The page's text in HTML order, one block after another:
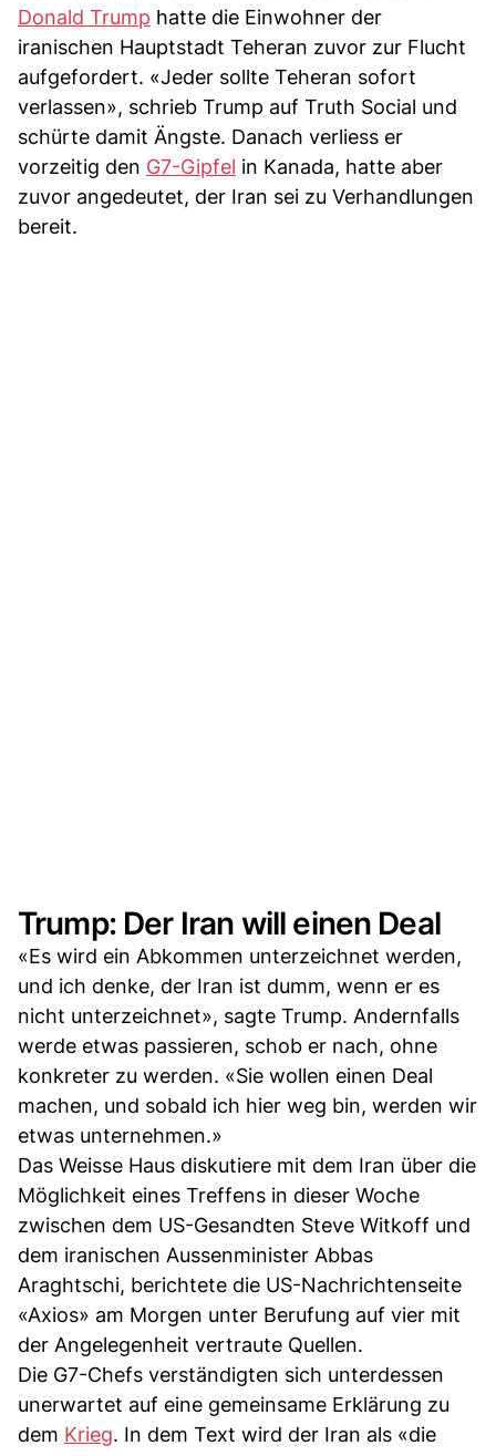
Donald Trump hatte die Einwohner der
iranischen Hauptstadt Teheran zuvor zur Flucht
aufgefordert. «Jeder sollte Teheran sofort
verlassen», schrieb Trump auf Truth Social und
schürte damit Ängste. Danach verliess er
vorzeitig den G7-Gipfel in Kanada, hatte aber
zuvor angedeutet, der Iran sei zu Verhandlungen
bereit.
Trump: Der Iran will einen Deal
«Es wird ein Abkommen unterzeichnet werden,
und ich denke, der Iran ist dumm, wenn er es
nicht unterzeichnet», sagte Trump. Andernfalls
werde etwas passieren, schob er nach, ohne
konkreter zu werden. «Sie wollen einen Deal
machen, und sobald ich hier weg bin, werden wir
etwas unternehmen.»
Das Weisse Haus diskutiere mit dem Iran über die
Möglichkeit eines Treffens in dieser Woche
zwischen dem US-Gesandten Steve Witkoff und
dem iranischen Aussenminister Abbas
Araghtschi, berichtete die US-Nachrichtenseite
«Axios» am Morgen unter Berufung auf vier mit
der Angelegenheit vertraute Quellen.
Die G7-Chefs verständigten sich unterdessen
unerwartet auf eine gemeinsame Erklärung zu
dem Krieg. In dem Text wird der Iran als «die